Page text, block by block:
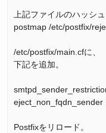
上記ファイルのハッシュ
postmap /etc/postfix/
/etc/postfix/main.cfに、
下記を追加。
Postfixをリロード。